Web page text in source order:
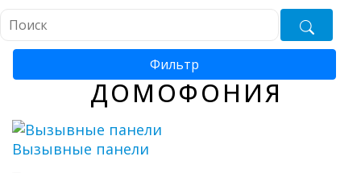
Фильтр
ДОМОФОНИЯ
Вызывные панели